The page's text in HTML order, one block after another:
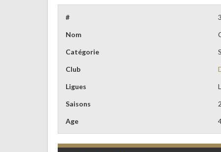
#
Nom
Catégorie
Club
Ligues
Saisons
Age